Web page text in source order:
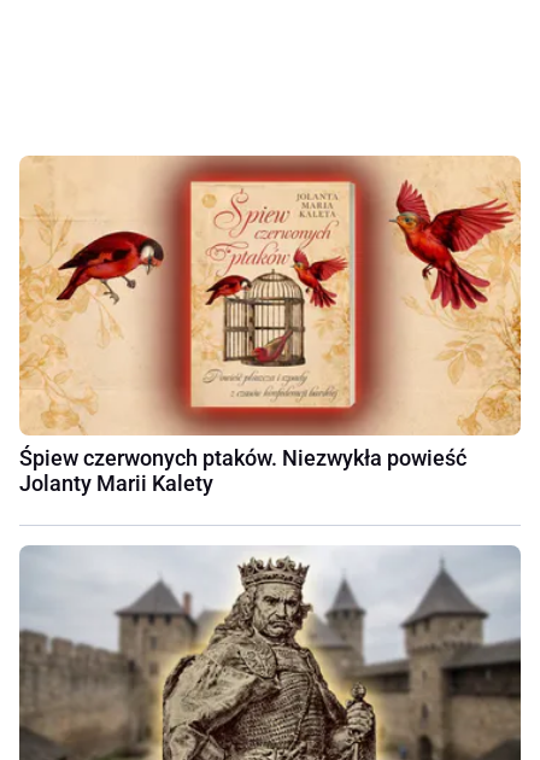
Śpiew czerwonych ptaków. Niezwykła powieść
Jolanty Marii Kalety